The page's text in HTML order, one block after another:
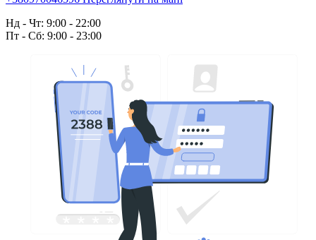
Нд - Чт: 9:00 - 22:00
Пт - Сб: 9:00 - 23:00